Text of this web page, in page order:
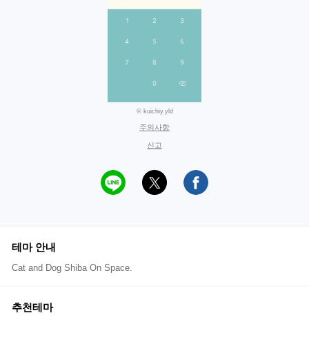
© kuichiy.yld
주의사항
신고
테마 안내
Cat and Dog Shiba On Space.
추천테마